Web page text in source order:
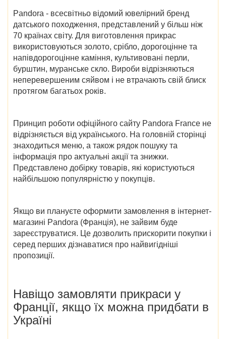
Pandora - всесвітньо відомий ювелірний бренд
датського походження, представлений у більш ніж
70 країнах світу. Для виготовлення прикрас
використовуються золото, срібло, дорогоцінне та
напівдорогоцінне каміння, культивовані перли,
бурштин, муранське скло. Вироби відрізняються
неперевершеним сяйвом і не втрачають свій блиск
протягом багатьох років.
Принцип роботи офіційного сайту Pandora France не
відрізняється від українського. На головній сторінці
знаходиться меню, а також рядок пошуку та
інформація про актуальні акції та знижки.
Представлено добірку товарів, які користуються
найбільшою популярністю у покупців.
Якщо ви плануєте оформити замовлення в інтернет-
магазині Pandora (Франція), не зайвим буде
зареєструватися. Це дозволить прискорити покупки і
серед перших дізнаватися про найвигідніші
пропозиції.
Навіщо замовляти прикраси у
Франції, якщо їх можна придбати в
Україні